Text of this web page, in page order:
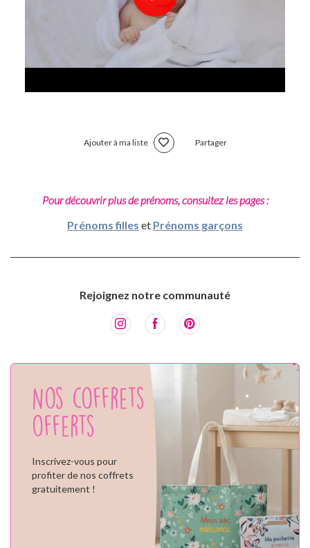
Ajouter à ma liste Partager
Pour découvrir plus de prénoms, consultez les pages :
Prénoms filles et Prénoms garçons
Rejoignez notre communauté
Nos coffrets
offerts
Inscrivez-vous pour
profiter de nos coffrets
gratuitement !